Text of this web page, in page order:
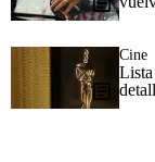
Cine
Lista